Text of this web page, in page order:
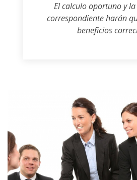
El calculo oportuno y
correspondiente harán
beneficios